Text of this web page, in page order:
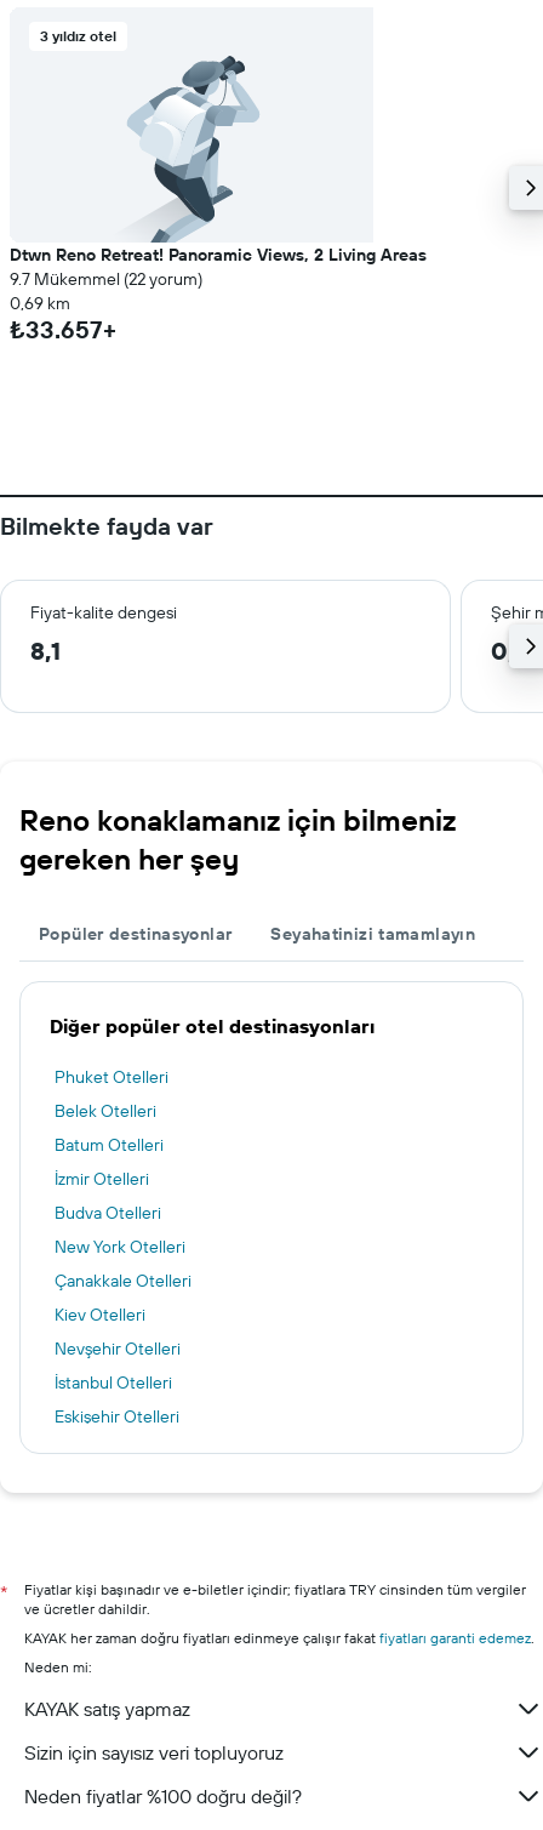
3 yıldız otel
Dtwn Reno Retreat! Panoramic Views, 2 Living Areas
9.7 Mükemmel (22 yorum)
0,69 km
₺33.657+
Bilmekte fayda var
Fiyat-kalite dengesi Şehir
8,1 0,1
Reno konaklamanız için bilmeniz
gereken her şey
Popüler destinasyonlar Seyahatinizi tamamlayın
Diğer popüler otel destinasyonları
Phuket Otelleri
Belek Otelleri
Batum Otelleri
İzmir Otelleri
Budva Otelleri
New York Otelleri
Çanakkale Otelleri
Kiev Otelleri
Nevşehir Otelleri
İstanbul Otelleri
Eskişehir Otelleri
Dedeağaç Otelleri
Alanya otelleri
Bodrum otelleri
*
Fiyatlar kişi başınadır ve e-biletler içindir; fiyatlara TRY cinsinden tüm vergiler
ve ücretler dahildir.
KAYAK her zaman doğru fiyatları edinmeye çalışır fakat fiyatları garanti edemez.
Neden mi:
KAYAK satış yapmaz
Sizin için sayısız veri topluyoruz
Neden fiyatlar %100 doğru değil?